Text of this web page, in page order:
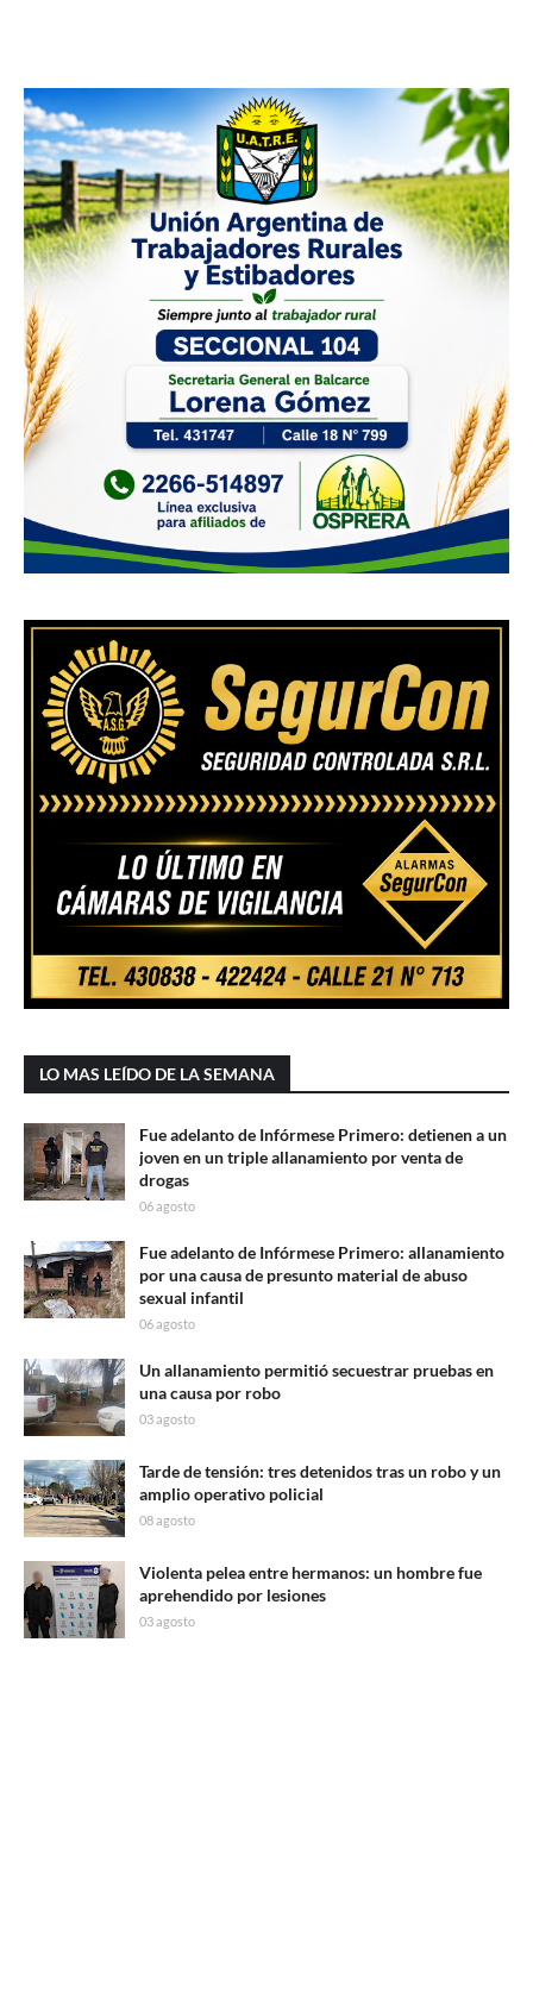
LO MAS LEÍDO DE LA SEMANA
Fue adelanto de Infórmese Primero: detienen a un
joven en un triple allanamiento por venta de
drogas
06 agosto
Fue adelanto de Infórmese Primero: allanamiento
por una causa de presunto material de abuso
sexual infantil
06 agosto
Un allanamiento permitió secuestrar pruebas en
una causa por robo
03 agosto
Tarde de tensión: tres detenidos tras un robo y un
amplio operativo policial
08 agosto
Violenta pelea entre hermanos: un hombre fue
aprehendido por lesiones
03 agosto